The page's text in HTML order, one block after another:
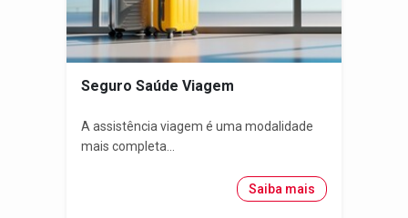
Seguro Saúde Viagem
A assistência viagem é uma modalidade
mais completa...
Saiba mais